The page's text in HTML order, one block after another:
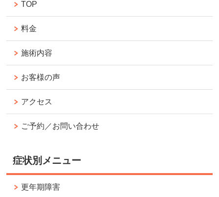
TOP
料金
施術内容
お客様の声
アクセス
ご予約／お問い合わせ
症状別メニュー
更年期障害